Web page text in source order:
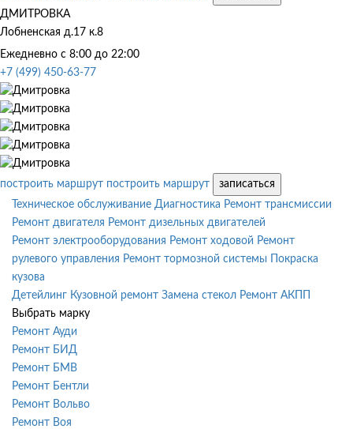
ДМИТРОВКА
Лобненская д.17 к.8
Ежедневно с 8:00 до 22:00
+7 (499) 450-63-77
построить маршрут построить маршрут
записаться
Техническое обслуживание Диагностика Ремонт трансмиссии
Ремонт двигателя Ремонт дизельных двигателей
Ремонт электрооборудования Ремонт ходовой Ремонт
рулевого управления Ремонт тормозной системы
Покраска
кузова
Детейлинг Кузовной ремонт Замена стекол Ремонт АКПП
Выбрать марку
Ремонт Ауди
Ремонт БИД
Ремонт БМВ
Ремонт Бентли
Ремонт Вольво
Ремонт Воя